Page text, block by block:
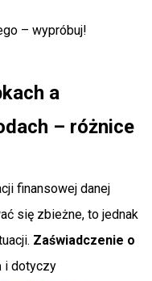
– wypróbuj!
a
– różnice
finansowej danej
się zbieżne, to jednak
Zaświadczenie o
i dotyczy